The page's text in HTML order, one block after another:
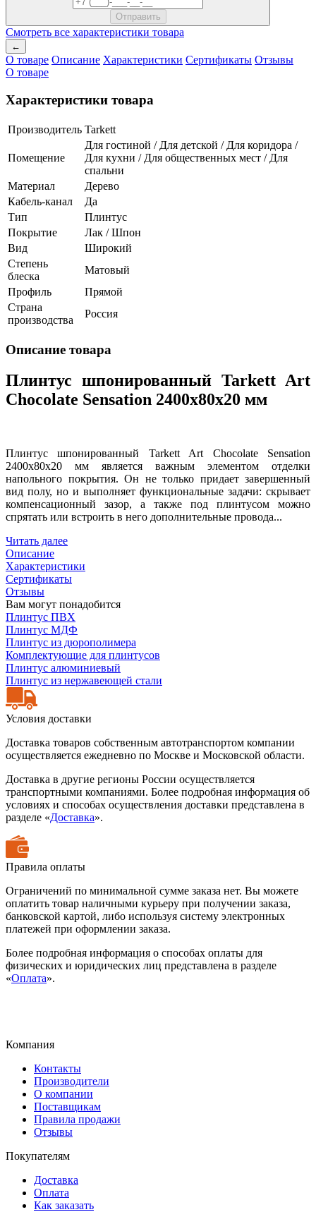
Смотреть все характеристики товара
←
О товаре Описание Характеристики Сертификаты Отзывы
О товаре
Характеристики товара
Производитель Tarkett
Помещение
Для гостиной / Для детской / Для коридора /
Для кухни / Для общественных мест / Для
спальни
Материал
Дерево
Кабель-канал
Да
Тип
Плинтус
Покрытие
Лак / Шпон
Вид
Широкий
Степень
блеска
Матовый
Профиль
Прямой
Страна
производства
Россия
Описание товара
Плинтус шпонированный Tarkett Art
Chocolate Sensation 2400х80х20 мм
Плинтус шпонированный Tarkett Art Chocolate Sensation
2400х80х20 мм является важным элементом отделки
напольного покрытия. Он не только придает завершенный
вид полу, но и выполняет функциональные задачи: скрывает
компенсационный зазор, а также под плинтусом можно
спрятать или встроить в него дополнительные провода...
Читать далее
Описание
Характеристики
Сертификаты
Отзывы
Вам могут понадобится
Плинтус ПВХ
Плинтус МДФ
Плинтус из дюрополимера
Комплектующие для плинтусов
Плинтус алюминиевый
Плинтус из нержавеющей стали
Условия доставки
Доставка товаров собственным автотранспортом компании
осуществляется ежедневно по Москве и Московской области.
Доставка в другие регионы России осуществляется
транспортными компаниями. Более подробная информация об
условиях и способах осуществления доставки представлена в
разделе «Доставка».
Правила оплаты
Ограничений по минимальной сумме заказа нет. Вы можете
оплатить товар наличными курьеру при получении заказа,
банковской картой, либо используя систему электронных
платежей при оформлении заказа.
Более подробная информация о способах оплаты для
физических и юридических лиц представлена в разделе
«Оплата».
Компания
Контакты
Производители
О компании
Поставщикам
Правила продажи
Отзывы
Покупателям
Доставка
Оплата
Как заказать